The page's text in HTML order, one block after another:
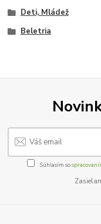
Deti, Mládež
Beletria
Súhlasím so